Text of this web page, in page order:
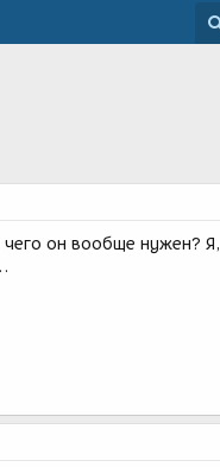
чего он вообще нужен? Я,